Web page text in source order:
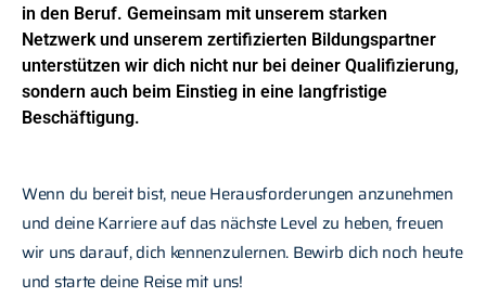
in den Beruf. Gemeinsam mit unserem starken
Netzwerk und unserem zertifizierten Bildungspartner
unterstützen wir dich nicht nur bei deiner Qualifizierung,
sondern auch beim Einstieg in eine langfristige
Beschäftigung.
Wenn du bereit bist, neue Herausforderungen anzunehmen
und deine Karriere auf das nächste Level zu heben, freuen
wir uns darauf, dich kennenzulernen. Bewirb dich noch heute
und starte deine Reise mit uns!